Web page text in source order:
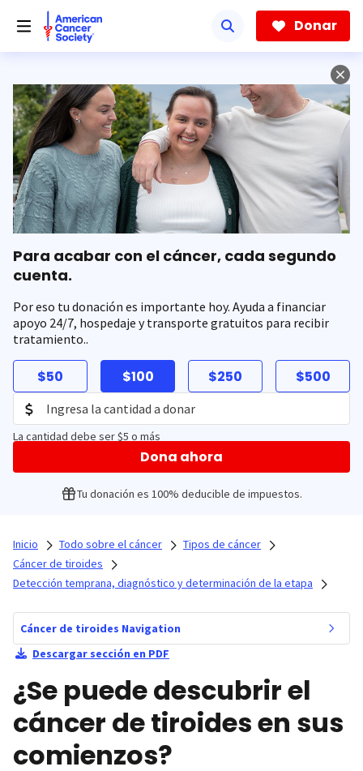
hacia
contenido
Donar
Para acabar con el cáncer, cada segundo
cuenta.
Por eso tu donación es importante hoy. Ayuda a financiar
apoyo 24/7, hospedaje y transporte gratuitos para recibir
tratamiento..
$50 $100 $250 $500
La cantidad debe ser $5 o más
Dona ahora
Tu donación es 100% deducible de impuestos.
Inicio Todo sobre el cáncer
Tipos de cáncer
Cáncer de tiroides
Detección temprana, diagnóstico y determinación de la etapa
Cáncer de tiroides Navigation
Descargar sección en PDF
¿Se puede descubrir el
cáncer de tiroides en sus
comienzos?